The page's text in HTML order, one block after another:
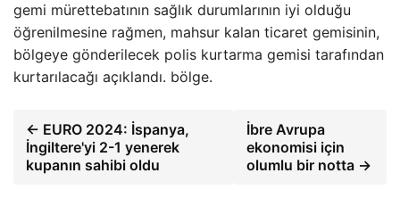
gemi mürettebatının sağlık durumlarının iyi olduğu
öğrenilmesine rağmen, mahsur kalan ticaret gemisinin,
bölgeye gönderilecek polis kurtarma gemisi tarafından
kurtarılacağı açıklandı. bölge.
← EURO 2024: İspanya,
İngiltere'yi 2-1 yenerek
kupanın sahibi oldu
İbre Avrupa
ekonomisi için
olumlu bir notta →